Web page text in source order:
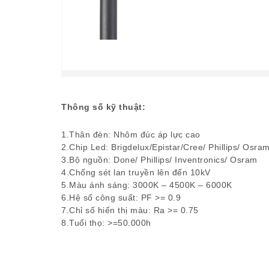
Thông số kỹ thuật:
1.Thân đèn: Nhôm đúc áp lực cao
2.Chip Led: Brigdelux/Epistar/Cree/ Phillips/
3.Bộ nguồn: Done/ Phillips/ Inventronics/ Osram
4.Chống sét lan truyền lên đến 10kV
5.Màu ánh sáng: 3000K – 4500K – 6000K
6.Hệ số công suất: PF >= 0.9
7.Chỉ số hiển thị màu: Ra >= 0.75
8.Tuổi thọ: >=50.000h